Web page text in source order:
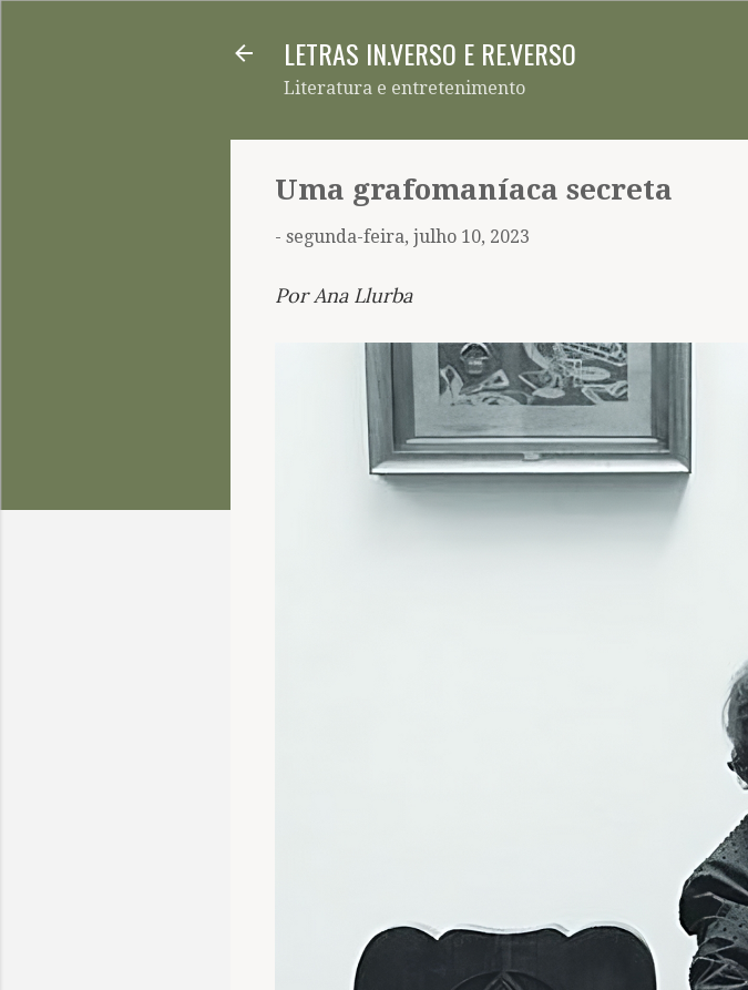
LETRAS IN.VERSO E RE.VERSO
Literatura e entretenimento
Uma grafomaníaca secreta
- segunda-feira, julho 10, 2023
Por Ana Llurba